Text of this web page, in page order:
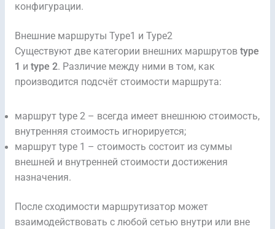
конфигурации.
Внешние маршруты Type1 и Type2
Существуют две категории внешних маршрутов type
1 и type 2. Различие между ними в том, как
производится подсчёт стоимости маршрута:
маршрут type 2 – всегда имеет внешнюю стоимость,
внутренняя стоимость игнорируется;
маршрут type 1 – стоимость состоит из суммы
внешней и внутренней стоимости достижения
назначения.
После сходимости маршрутизатор может
взаимодействовать с любой сетью внутри или вне